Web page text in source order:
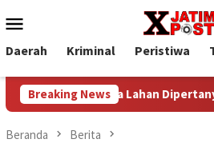
ke
kontenMobile
Daerah Kriminal Peristiwa
Breaking News
Sewa Lahan Dipertanyakan
Beranda Berita